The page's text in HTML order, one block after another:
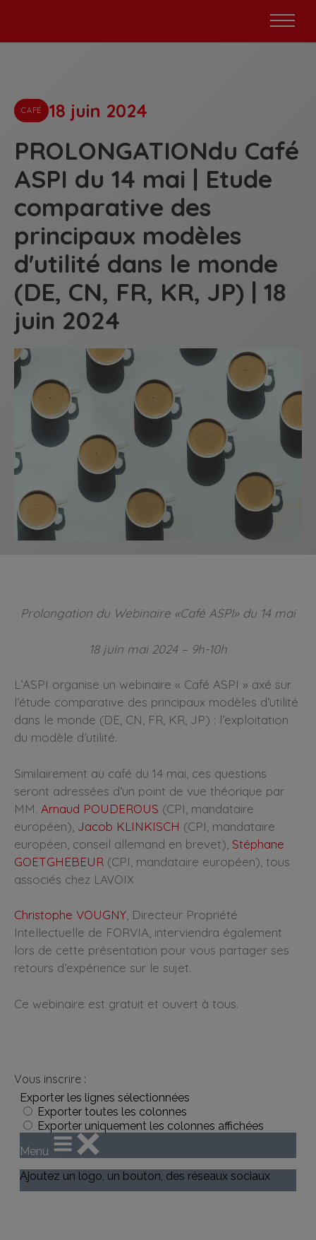
CAFÉ 18 juin 2024
PROLONGATIONdu Café
ASPI du 14 mai | Etude
comparative des
principaux modèles
d'utilité dans le monde
(DE, CN, FR, KR, JP) | 18
juin 2024
Prolongation du Webinaire «Café ASPI» du 14 mai
18 juin mai 2024 – 9h-10h
L’ASPI organise un webinaire « Café ASPI » axé sur
l’étude comparative des principaux modèles d’utilité
dans le monde (DE, CN, FR, KR, JP) : l’exploitation
du modèle d’utilité.
Similairement au café du 14 mai, ces questions
seront adressées d’un point de vue théorique par
MM. Arnaud POUDEROUS (CPI, mandataire
européen), Jacob KLINKISCH (CPI, mandataire
européen, conseil allemand en brevet), Stéphane
GOETGHEBEUR (CPI, mandataire européen), tous
associés chez LAVOIX
Christophe VOUGNY , Directeur Propriété
Intellectuelle de FORVIA, interviendra également
lors de cette présentation pour vous partager ses
retours d’expérience sur le sujet.
Ce webinaire est gratuit et ouvert à tous.
Vous inscrire :